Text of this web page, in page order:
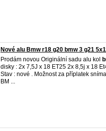
Nové alu Bmw r18 g20 bmw 3 g21
Prodám novou Originální sadu alu kol
disky : 2x 7,5J x 18 ET25 2x 8,5j x 18
Stav : nové . Možnost za příplatek
BM ...